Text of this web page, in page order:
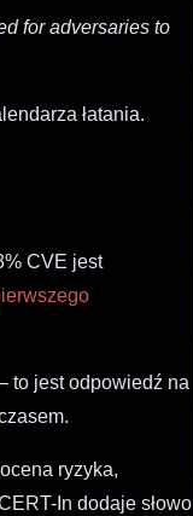
for adversaries to
łatania.
CVE jest
to jest odpowiedź na
ryzyka,
In dodaje słowo